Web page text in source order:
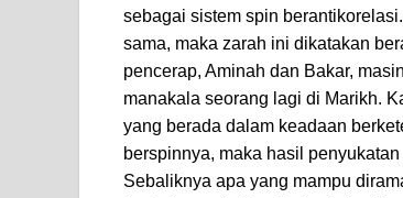
sebagai sistem spin
sama, maka zarah ini dikatakan
pencerap, Aminah dan Bakar,
manakala seorang lagi di Marikh.
yang berada dalam keadaan
berspinnya, maka hasil
Sebaliknya apa yang mampu